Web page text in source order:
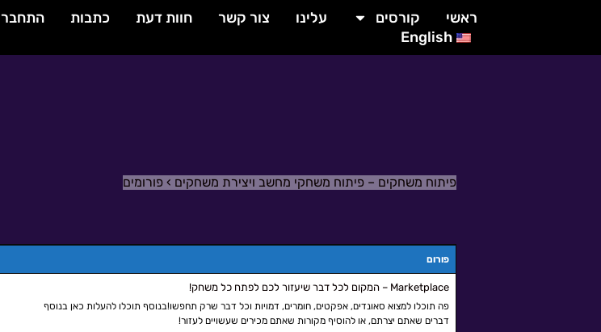
ראשי קורסים עלינו צור קשר חוות דעת כתבות התחבר
English
פיתוח משחקים – פיתוח משחקי מחשב ויצירת משחקים › פורומים
פורום
Marketplace – המקום לכל דבר שיעזור לכם לפתח כל משחק!
פה תוכלו למצוא סאונדים, אפקטים, חומרים, דמויות וכל דבר שרק תחפשו!בנוסף תוכלו להעלות כאן בנוסף
דברים שאתם יצרתם, או להוסיף מקורות שאתם מכירים שעשויים לעזור!